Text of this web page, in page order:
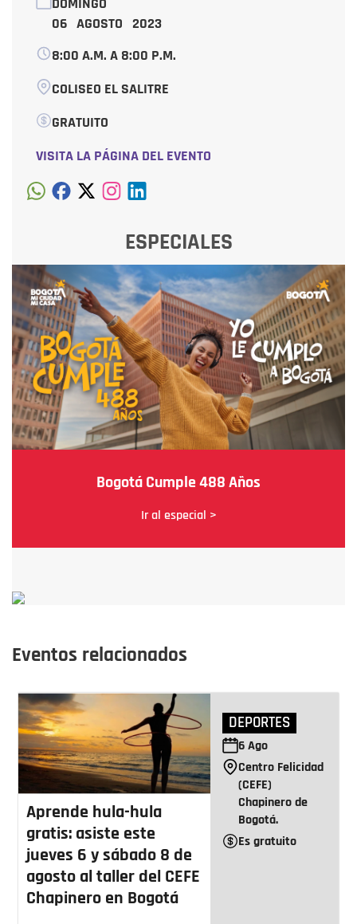
06 AGOSTO 2023
8:00 A.M. A 8:00 P.M.
COLISEO EL SALITRE
GRATUITO
VISITA LA PÁGINA DEL EVENTO
ESPECIALES
Bogotá Cumple 488 Años
Ir al especial >
Eventos relacionados
Aprende hula-hula
gratis: asiste este
jueves 6 y sábado 8 de
agosto al taller del CEFE
Chapinero en Bogotá
DEPORTES
6Ago
Centro Felicidad
(CEFE)
Chapinero de
Bogotá.
Es gratuito